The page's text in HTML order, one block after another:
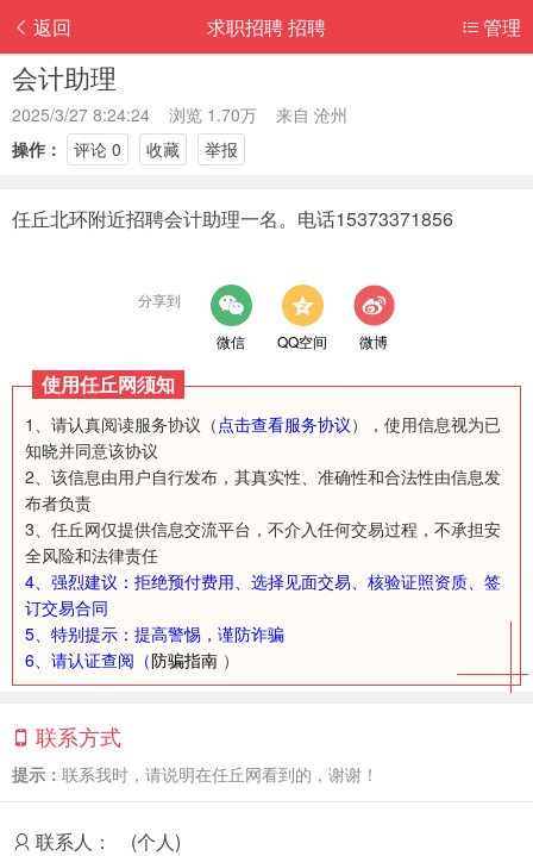
返回 管理
求职招聘 招聘
会计助理
2025/3/27 8:24:24 浏览 1.70万 来自 沧州
操作：
评论 0 收藏 举报
任丘北环附近招聘会计助理一名。电话15373371856
分享到
微信 QQ空间 微博
使用任丘网须知
1、请认真阅读服务协议（点击查看服务协议），使用信息视为已
知晓并同意该协议
2、该信息由用户自行发布，其真实性、准确性和合法性由信息发
布者负责
3、任丘网仅提供信息交流平台，不介入任何交易过程，不承担安
全风险和法律责任
4、强烈建议：拒绝预付费用、选择见面交易、核验证照资质、签
订交易合同
5、特别提示：提高警惕，谨防诈骗
6、请认证查阅（防骗指南 ）
联系方式
提示： 联系我时，请说明在任丘网看到的，谢谢！
联系人：
(个人)